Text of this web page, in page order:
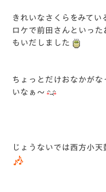
きれいなさくらをみて
ロケで前田さんといっ
もいだしました
ちょっとだけおなかが
いなぁ～
じょうないでは西方小